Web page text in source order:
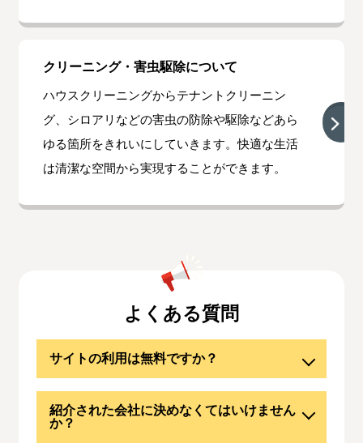
クリーニング・害虫駆除について
ハウスクリーニングからテナントクリーニン
グ、シロアリなどの害虫の防除や駆除などあら
ゆる箇所をきれいにしていきます。快適な生活
は清潔な空間から実現することができます。
よくある質問
サイトの利用は無料ですか？
紹介された会社に決めなくてはいけません
か？